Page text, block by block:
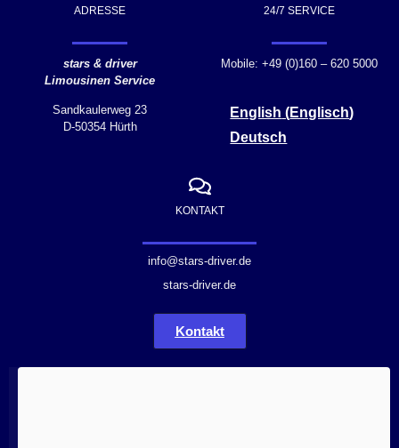
ADRESSE
stars & driver
Limousinen Service
Sandkaulerweg 23
D-50354 Hürth
24/7 SERVICE
Mobile: +49 (0)160 – 620 5000
English (Englisch)
Deutsch
KONTAKT
info@stars-driver.de
stars-driver.de
Kontakt